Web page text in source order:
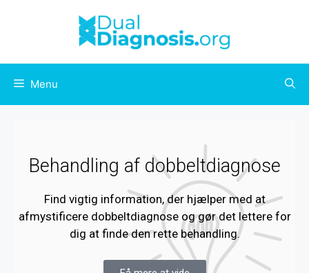
Menu
Behandling af dobbeltdiagnose
Find vigtig information, der hjælper med at
afmystificere dobbeltdiagnose og gør det lettere for
dig at finde den rette behandling.